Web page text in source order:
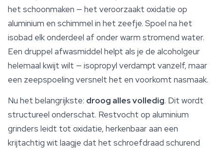
het schoonmaken — het veroorzaakt oxidatie op
aluminium en schimmel in het zeefje. Spoel na het
isobad elk onderdeel af onder warm stromend water.
Een druppel afwasmiddel helpt als je de alcoholgeur
helemaal kwijt wilt — isopropyl verdampt vanzelf, maar
een zeepspoeling versnelt het en voorkomt nasmaak.
Nu het belangrijkste: droog alles volledig. Dit wordt
structureel onderschat. Restvocht op aluminium
grinders leidt tot oxidatie, herkenbaar aan een
krijtachtig wit laagje dat het schroefdraad schurend